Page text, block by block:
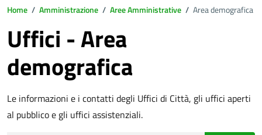
Home / Amministrazione / Aree Amministrative / Area demografica
Uffici - Area
demografica
Le informazioni e i contatti degli Uffici di Città, gli uffici aperti
al pubblico e gli uffici assistenziali.